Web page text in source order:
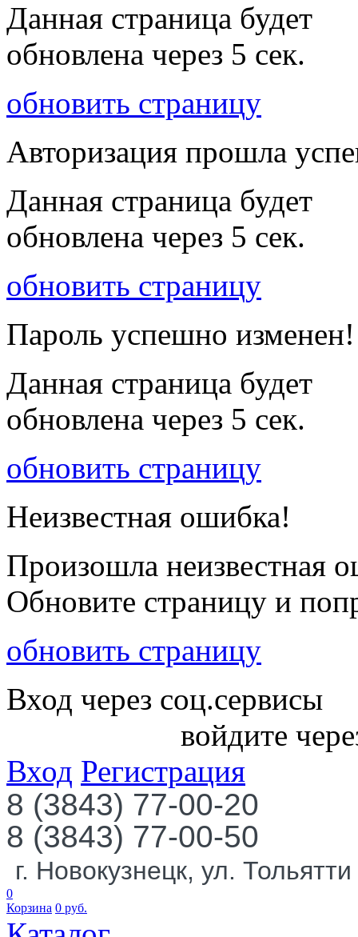
Данная страница будет
обновлена через 5 сек.
обновить страницу
Авторизация прошла
Данная страница будет
обновлена через 5 сек.
обновить страницу
Пароль успешно изменен!
Данная страница будет
обновлена через 5 сек.
обновить страницу
Неизвестная ошибка!
Произошла неизвестная
Обновите страницу и
обновить страницу
Вход через соц.сервисы
войдите
Вход Регистрация
8 (3843) 77-00-20
8 (3843) 77-00-50
г. Новокузнецк, ул.
0
Корзина 0 руб.